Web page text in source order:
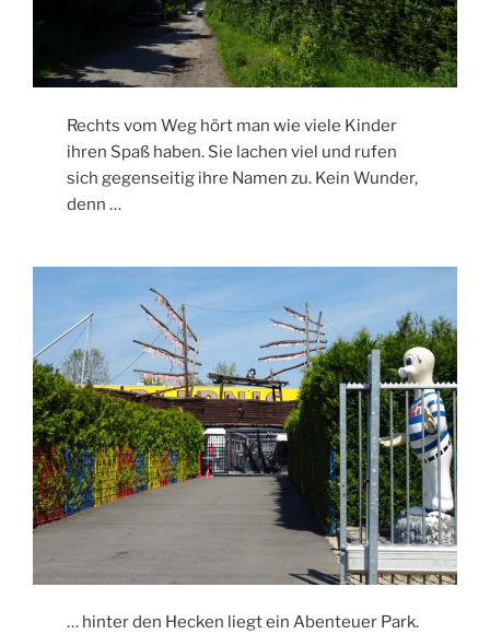
Rechts vom Weg hört man wie viele Kinder
ihren Spaß haben. Sie lachen viel und rufen
sich gegenseitig ihre Namen zu. Kein Wunder,
denn …
… hinter den Hecken liegt ein Abenteuer Park.